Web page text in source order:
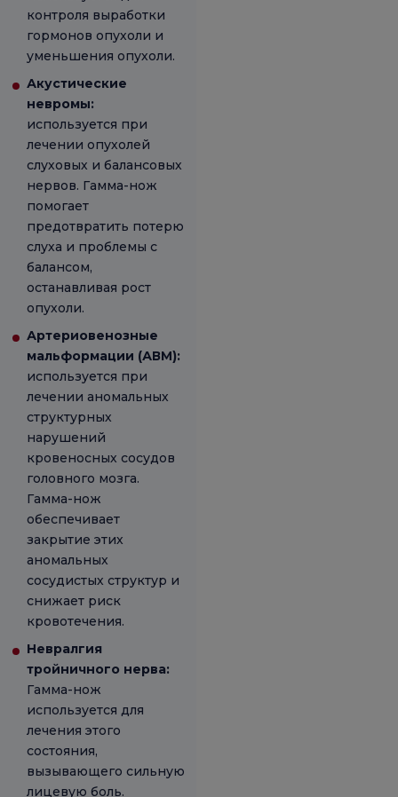
контроля выработки
гормонов опухоли и
уменьшения опухоли.
Акустические
невромы:
используется при
лечении опухолей
слуховых и балансовых
нервов. Гамма-нож
помогает
предотвратить потерю
слуха и проблемы с
балансом,
останавливая рост
опухоли.
Артериовенозные
мальформации (АВМ):
используется при
лечении аномальных
структурных
нарушений
кровеносных сосудов
головного мозга.
Гамма-нож
обеспечивает
закрытие этих
аномальных
сосудистых структур и
снижает риск
кровотечения.
Невралгия
тройничного нерва:
Гамма-нож
используется для
лечения этого
состояния,
вызывающего сильную
лицевую боль.